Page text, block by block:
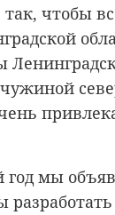
так, чтобы
мы
доброта